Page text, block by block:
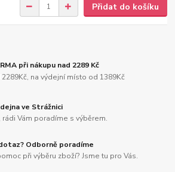
Přidat do košíku
při nákupu nad 2289 Kč
na výdejní místo od 1389Kč
ve Strážnici
rádi Vám poradíme s výběrem.
Odborně poradíme
při výběru zboží? Jsme tu pro Vás.